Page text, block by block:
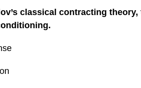
classical contracting